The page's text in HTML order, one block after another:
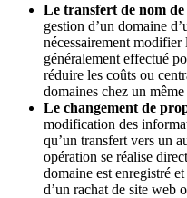
Le transfert de nom
gestion d’un domaine
nécessairement
généralement effectué
réduire les coûts ou
domaines chez un même
Le changement de
modification des
qu’un transfert vers un
opération se réalise
domaine est enregistré
d’un rachat de site web